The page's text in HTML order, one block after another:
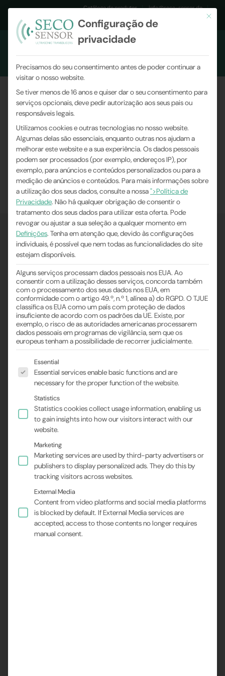
Catálogo de produtos info@seco-sensor.de
+49 (0)9561 869141
Novo especialista em segurança
ocupacional
Você está aqui: Home | Novidades da empresa |
Novo especialista em segurança ocupacional
Concluído com
sucesso: Bastian
Büttner é nosso
novo especialista
em segurança
ocupacional (Sifa)
Um marco para a segurança e a
qualidade
Este
Configuração de
privacidade
Precisamos do seu consentimento antes de poder continuar a
visitar o nosso website.
Se tiver menos de 16 anos e quiser dar o seu consentimento para
serviços opcionais, deve pedir autorização aos seus pais ou
responsáveis legais.
Utilizamos cookies e outras tecnologias no nosso website.
Algumas delas são essenciais, enquanto outras nos ajudam a
melhorar este website e a sua experiência. Os dados pessoais
podem ser processados (por exemplo, endereços IP), por
exemplo, para anúncios e conteúdos personalizados ou para a
medição de anúncios e conteúdos. Para mais informações sobre
a utilização dos seus dados, consulte a nossa">Política de
Privacidade. Não há qualquer obrigação de consentir o
tratamento dos seus dados para utilizar esta oferta. Pode
revogar ou ajustar a sua seleção a qualquer momento em
Definições. Tenha em atenção que, devido às configurações
individuais, é possível que nem todas as funcionalidades do site
estejam disponíveis.
Alguns serviços processam dados pessoais nos EUA. Ao
consentir com a utilização desses serviços, concorda também
com o processamento dos seus dados nos EUA, em
conformidade com o artigo 49.º, n.º 1, alínea a) do RGPD. O TJUE
classifica os EUA como um país com proteção de dados
insuficiente de acordo com os padrões da UE. Existe, por
exemplo, o risco de as autoridades americanas processarem
dados pessoais em programas de vigilância, sem que os
europeus tenham a possibilidade de recorrer judicialmente.
Segue-se uma lista dos grupos de serviços para
Essential
Essential services enable basic functions and are
necessary for the proper function of the website.
Statistics
Statistics cookies collect usage information, enabling us
to gain insights into how our visitors interact with our
website.
Marketing
Marketing services are used by third-party advertisers or
publishers to display personalized ads. They do this by
tracking visitors across websites.
External Media
Content from video platforms and social media platforms
is blocked by default. If External Media services are
accepted, access to those contents no longer requires
manual consent.